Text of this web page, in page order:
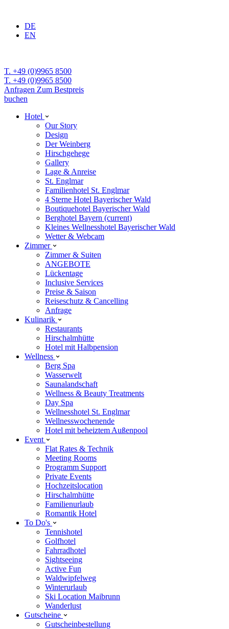
DE
EN
T. +49 (0)9965 8500
T. +49 (0)9965 8500
Anfragen Zum Bestpreis
buchen
Hotel
Our Story
Design
Der Weinberg
Hirschgehege
Gallery
Lage & Anreise
St. Englmar
Familienhotel St. Englmar
4 Sterne Hotel Bayerischer Wald
Boutiquehotel Bayerischer Wald
Berghotel Bayern (current)
Kleines Wellnesshotel Bayerischer Wald
Wetter & Webcam
Zimmer
Zimmer & Suiten
ANGEBOTE
Lückentage
Inclusive Services
Preise & Saison
Reiseschutz & Cancelling
Anfrage
Kulinarik
Restaurants
Hirschalmhütte
Hotel mit Halbpension
Wellness
Berg Spa
Wasserwelt
Saunalandschaft
Wellness & Beauty Treatments
Day Spa
Wellnesshotel St. Englmar
Wellnesswochenende
Hotel mit beheiztem Außenpool
Event
Flat Rates & Technik
Meeting Rooms
Programm Support
Private Events
Hochzeitslocation
Hirschalmhütte
Familienurlaub
Romantik Hotel
To Do's
Tennishotel
Golfhotel
Fahrradhotel
Sightseeing
Active Fun
Waldwipfelweg
Winterurlaub
Ski Location Maibrunn
Wanderlust
Gutscheine
Gutscheinbestellung